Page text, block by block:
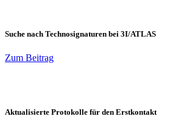
Suche nach Technosignaturen bei 3I/ATLAS
Zum Beitrag
Aktualisierte Protokolle für den Erstkontakt